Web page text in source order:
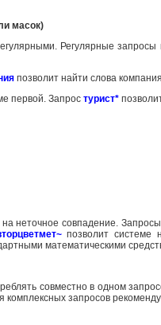
масок)
Регулярные
позволит найти слова
первой. Запростурист*
на неточное совпадение.
позволит системе
математическими
совместно в одном
запросов